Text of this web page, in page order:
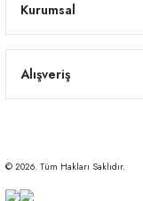
Kurumsal
Alışveriş
© 2026. Tüm Hakları Saklıdır.